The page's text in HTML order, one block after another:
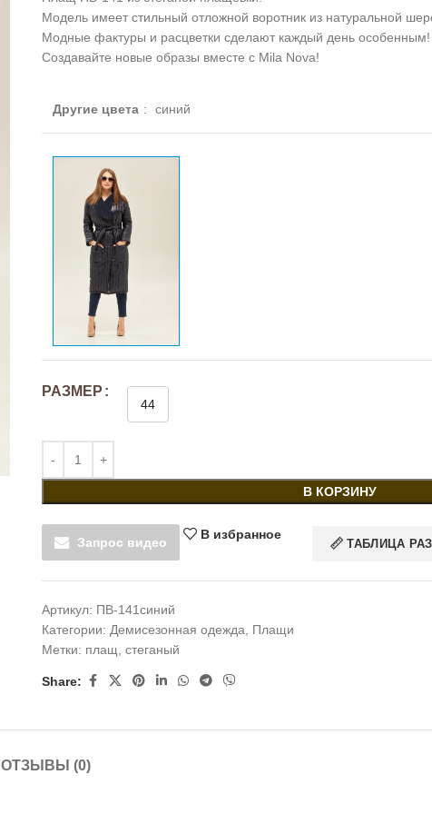
Модель имеет стильный отложной воротник из натуральной
Модные фактуры и расцветки сделают каждый день особенным!
Создавайте новые образы вместе с Mila Nova!
Другие цвета : синий
РАЗМЕР
44
В КОРЗИНУ
Запрос видео
В избранное
ТАБЛИЦА
Артикул: ПВ-141синий
Категории: Демисезонная одежда
Плащи
Метки: плащ стеганый
Share:
ОТЗЫВЫ (0)